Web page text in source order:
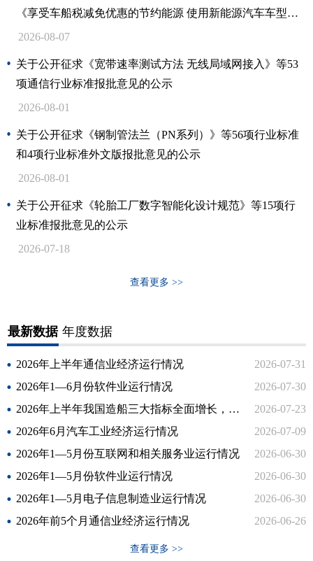
《享受车船税减免优惠的节约能源 使用新能源汽车车型目
录》（第八十九批）拟发布内容的公示
2026-08-07
关于公开征求《宽带速率测试方法 无线局域网接入》等53
项通信行业标准报批意见的公示
2026-08-01
关于公开征求《钢制管法兰（PN系列）》等56项行业标准
和4项行业标准外文版报批意见的公示
2026-08-01
关于公开征求《轮胎工厂数字智能化设计规范》等15项行
业标准报批意见的公示
2026-07-18
查看更多 >>
最新数据 年度数据
2026-07-31
2026年上半年通信业经济运行情况
2026-07-30
2026年1—6月份软件业运行情况
2026-07-23
2026年上半年我国造船三大指标全面增长，国际市场份额继续领先
2026-07-09
2026年6月汽车工业经济运行情况
2026-06-30
2026年1—5月份互联网和相关服务业运行情况
2026-06-30
2026年1—5月份软件业运行情况
2026-06-30
2026年1—5月电子信息制造业运行情况
2026-06-26
2026年前5个月通信业经济运行情况
查看更多 >>